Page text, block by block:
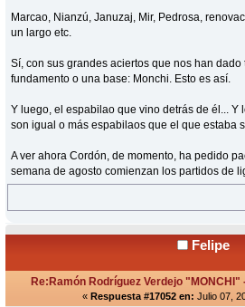
Marcao, Nianzú, Januzaj, Mir, Pedrosa,
un largo etc.
Sí, con sus grandes aciertos que nos han
fundamento o una base: Monchi. Esto es así.
Y luego, el espabilao que vino detrás de él... Y
son igual o más espabilaos que el que estaba
A ver ahora Cordón, de momento, ha pedido
semana de agosto comienzan los partidos de
Felipe
Re:Ramón Rodríguez Verdejo "MONCHI"
« Respuesta #17052 en: Julio 07,